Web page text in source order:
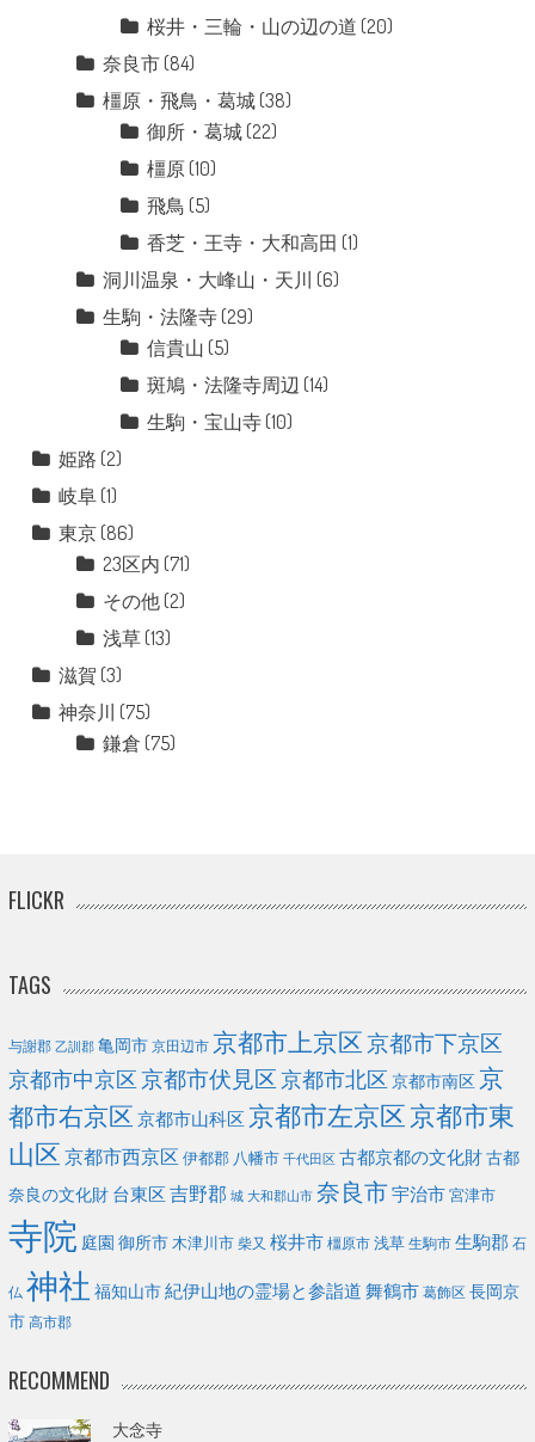
桜井・三輪・山の辺の道 (20)
奈良市(84)
橿原・飛鳥・葛城(38)
御所・葛城(22)
橿原(10)
飛鳥 (5)
香芝・王寺・大和高田 (1)
洞川温泉・大峰山・天川 (6)
生駒・法隆寺(29)
信貴山 (5)
斑鳩・法隆寺周辺 (14)
生駒・宝山寺(10)
姫路 (2)
岐阜(1)
東京(86)
23区内 (71)
その他(2)
浅草(13)
滋賀 (3)
神奈川 (75)
鎌倉 (75)
FLICKR
TAGS
与謝郡 乙訓郡 亀岡市 京田辺市 京都市上京区京都市下京区
京都市中京区京都市伏見区京都市北区 京都市南区 京
都市右京区 京都市山科区 京都市左京区京都市東
山区京都市西京区 伊都郡 八幡市 千代田区 古都京都の文化財古都
奈良の文化財 台東区 吉野郡 城 大和郡山市 奈良市宇治市 宮津市
寺院 庭園 御所市 木津川市 柴又 桜井市 橿原市 浅草 生駒市 生駒郡 石
仏 神社 福知山市紀伊山地の霊場と参詣道 舞鶴市 葛飾区 長岡京
市 高市郡
RECOMMEND
大念寺